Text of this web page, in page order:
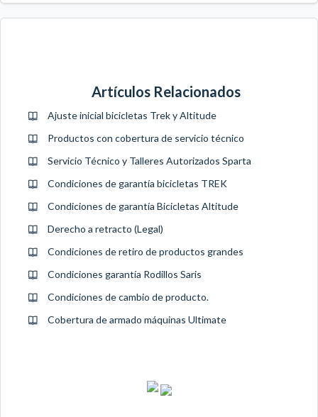
Artículos Relacionados
Ajuste inicial bicicletas Trek y Altitude
Productos con cobertura de servicio técnico
Servicio Técnico y Talleres Autorizados Sparta
Condiciones de garantía bicicletas TREK
Condiciones de garantía Bicicletas Altitude
Derecho a retracto (Legal)
Condiciones de retiro de productos grandes
Condiciones garantía Rodillos Saris
Condiciones de cambio de producto.
Cobertura de armado máquinas Ultimate